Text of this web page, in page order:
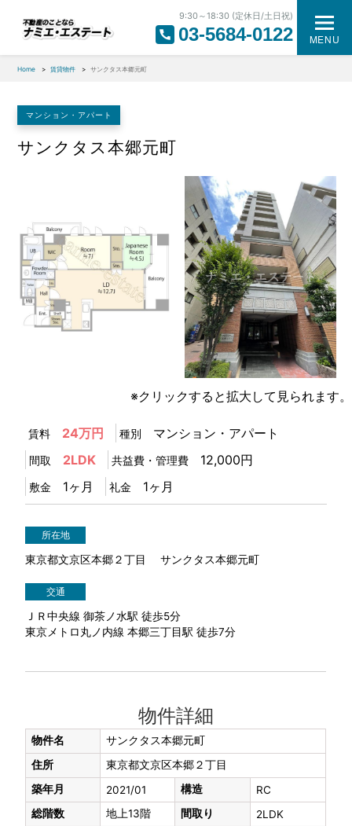
MENU
9:30～18:30 (定休日/土日祝)
03-5684-0122
Home 賃貸物件 サンクタス本郷元町
マンション・アパート
サンクタス本郷元町
※クリックすると拡大して見られます。
賃料 24万円 種別 マンション・アパート
間取 2LDK 共益費・管理費 12,000円
敷金 1ヶ月 礼金 1ヶ月
所在地
東京都文京区本郷２丁目 サンクタス本郷元町
交通
ＪＲ中央線 御茶ノ水駅 徒歩5分
東京メトロ丸ノ内線 本郷三丁目駅 徒歩7分
物件詳細
物件名
サンクタス本郷元町
住所
東京都文京区本郷２丁目
築年月
2021/01 構造
RC
総階数
地上13階 間取り 2LDK